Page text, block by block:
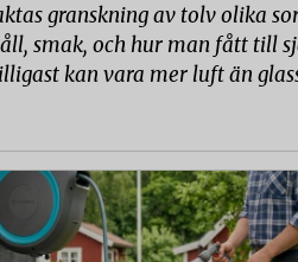
granskning av tolv olika
smak, och hur man fått till
kan vara mer luft än